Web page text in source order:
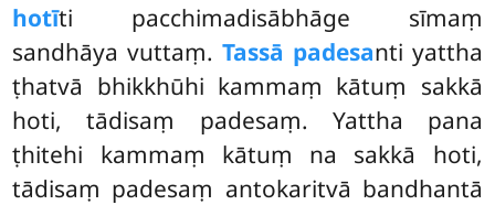
hotīti pacchimadisābhāge sīmaṃ
sandhāya vuttaṃ. Tassā padesanti yattha
ṭhatvā bhikkhūhi kammaṃ kātuṃ sakkā
hoti, tādisaṃ padesaṃ. Yattha pana
ṭhitehi kammaṃ kātuṃ na sakkā hoti,
tādisaṃ padesaṃ antokaritvā bandhantā